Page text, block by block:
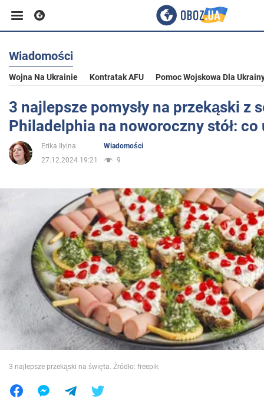
Biznes
Sport
Rozrywka
Społeczeństwo
Wojna na Ukrainie
Świat
Jedzenie
Wiadomości
Wojna Na Ukrainie Kontratak AFU Pomoc Wojskowa Dla
3 najlepsze pomysły na przekąski z
Philadelphia na noworoczny stół:
Erika Ilyina
Wiadomości
27.12.2024 19:21
9
3 najlepsze przekąski na święta. Źródło: freepik